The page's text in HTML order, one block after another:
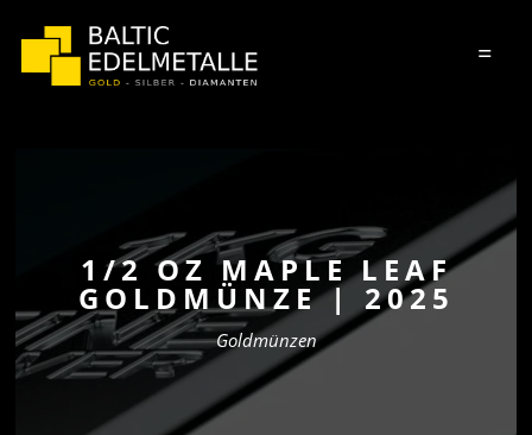
=
1/2 OZ MAPLE LEAF
GOLDMÜNZE | 2025
Goldmünzen